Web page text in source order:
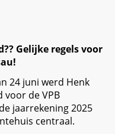
Gelijke regels voor
24 juni werd Henk
voor de VPB
jaarrekening 2025
centraal.